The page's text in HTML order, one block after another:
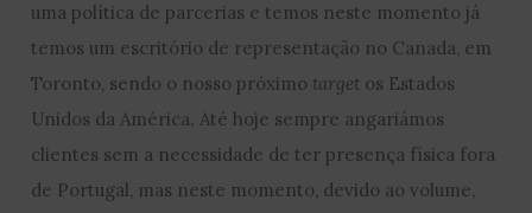
uma política de parcerias e temos neste momento já
temos um escritório de representação no Canada, em
Toronto, sendo o nosso próximo target os Estados
Unidos da América. Até hoje sempre angariámos
clientes sem a necessidade de ter presença física fora
de Portugal, mas neste momento, devido ao volume,